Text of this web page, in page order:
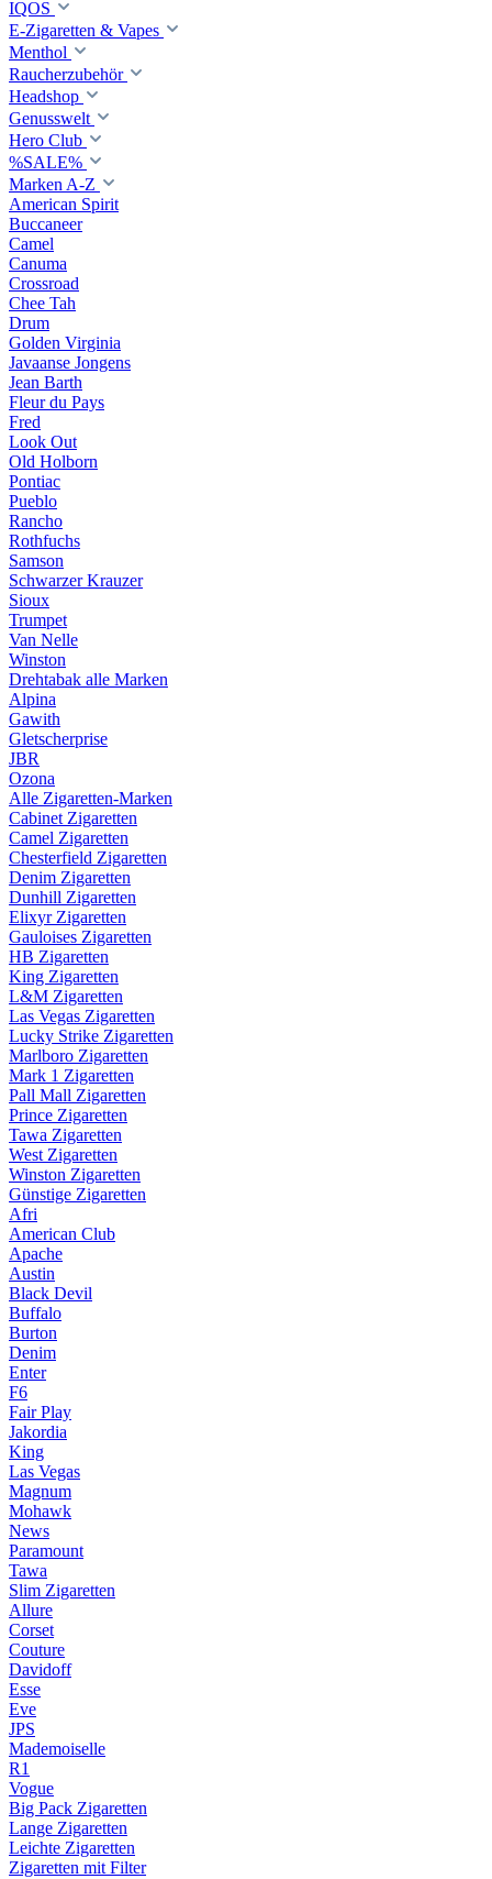
IQOS
E-Zigaretten & Vapes
Menthol
Raucherzubehör
Headshop
Genusswelt
Hero Club
%SALE%
Marken A-Z
American Spirit
Buccaneer
Camel
Canuma
Crossroad
Сhee Tah
Drum
Golden Virginia
Javaanse Jongens
Jean Barth
Fleur du Pays
Fred
Look Out
Old Holborn
Pontiac
Pueblo
Rancho
Rothfuchs
Samson
Schwarzer Krauzer
Sioux
Trumpet
Van Nelle
Winston
Drehtabak alle Marken
Alpina
Gawith
Gletscherprise
JBR
Ozona
Alle Zigaretten-Marken
Cabinet Zigaretten
Camel Zigaretten
Chesterfield Zigaretten
Denim Zigaretten
Dunhill Zigaretten
Elixyr Zigaretten
Gauloises Zigaretten
HB Zigaretten
King Zigaretten
L&M Zigaretten
Las Vegas Zigaretten
Lucky Strike Zigaretten
Marlboro Zigaretten
Mark 1 Zigaretten
Pall Mall Zigaretten
Prince Zigaretten
Tawa Zigaretten
West Zigaretten
Winston Zigaretten
Günstige Zigaretten
Afri
American Club
Apache
Austin
Black Devil
Buffalo
Burton
Denim
Enter
F6
Fair Play
Jakordia
King
Las Vegas
Magnum
Mohawk
News
Paramount
Tawa
Slim Zigaretten
Allure
Corset
Couture
Davidoff
Esse
Eve
JPS
Mademoiselle
R1
Vogue
Big Pack Zigaretten
Lange Zigaretten
Leichte Zigaretten
Zigaretten mit Filter